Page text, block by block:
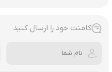
کامنت خود را ارسال کنید